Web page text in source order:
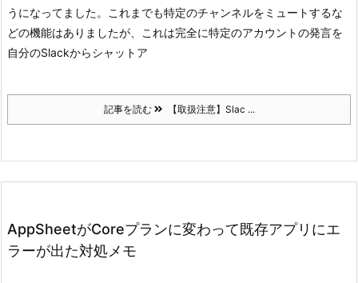
うになってました。
これまでも特定のチャンネルをミュートするな
どの機能はありましたが、これは完全に特定のアカウントの発言を
自分のSlackからシャットア
記事を読む 【取扱注意】Slac ...
AppSheetがCoreプランに変わって既存アプリにエ
ラーが出た対処メモ